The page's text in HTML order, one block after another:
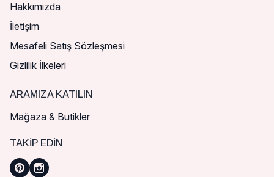
Hakkımızda
İletişim
Mesafeli Satış Sözleşmesi
Gizlilik İlkeleri
ARAMIZA KATILIN
Mağaza & Butikler
TAKIP EDIN